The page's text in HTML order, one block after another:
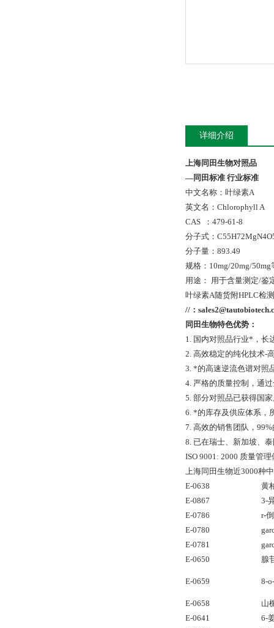
详细介绍
上海同田生物对照品
—同田标准 行业标准
中文名称：叶绿素A
英文名：Chlorophyll A
CAS ：479-61-8
分子式：
分子量：893.49
规格：10mg/20mg/50mg
用途： 用于含量测定/鉴
叶绿素A随货附HPLC检
// ：
同田生物特色优势：
1. 国内对照品行业*，长
2. 高效稳定的纯化技术-
3. *的高速逆流色谱对照
4. 严格的质量控制，通
5. 部分对照品已获得国
6. *的库存及供应体系，
7. 高效的销售团队，
8. 已在瑞士、新加坡、
ISO 9001: 2000 质量管
上海同田生物近3000种
E-0638
黄
E-0867
3-
E-0786
r-
E-0780
E-0781
E-0650
腺
E-0659 8-
E-0658
山
E-0641
6-